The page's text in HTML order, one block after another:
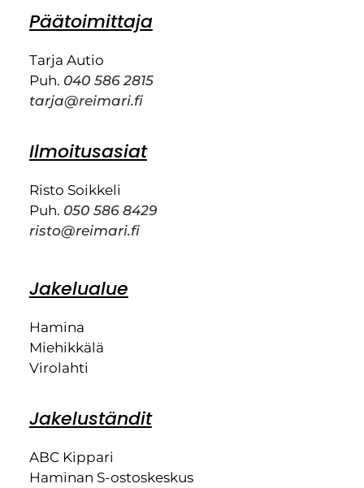
Päätoimittaja
Tarja Autio
Puh. 040 586 2815
tarja@reimari.fi
Ilmoitusasiat
Risto Soikkeli
Puh. 050 586 8429
risto@reimari.fi
Jakelualue
Hamina
Miehikkälä
Virolahti
Jakeluständit
ABC Kippari
Haminan S-ostoskeskus